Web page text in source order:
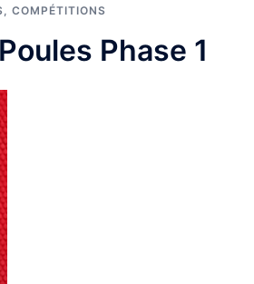
COMPÉTITIONS
Phase 1